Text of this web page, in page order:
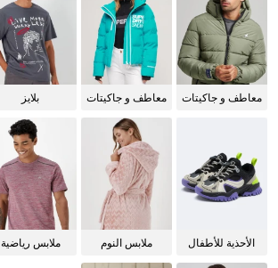
معاطف و جاكيتات
معاطف و جاكيتات
بلايز
الأحذية للأطفال
ملابس النوم
ملابس رياضية